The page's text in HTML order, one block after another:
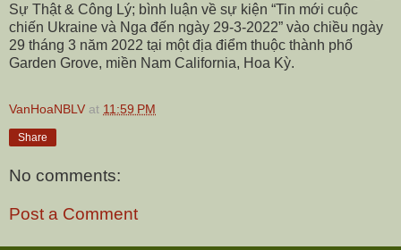
Sự Thật & Công Lý; bình luận về sự kiện “Tin mới cuộc
chiến Ukraine và Nga đến ngày 29-3-2022” vào chiều ngày
29 tháng 3 năm 2022 tại một địa điểm thuộc thành phố
Garden Grove, miền Nam California, Hoa Kỳ.
VanHoaNBLV at 11:59 PM
Share
No comments:
Post a Comment